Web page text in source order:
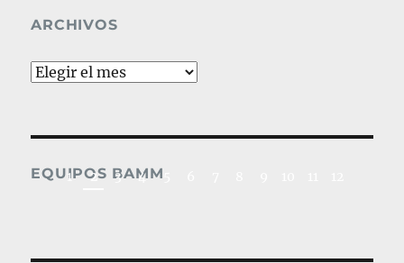
ARCHIVOS
Archivos
EQUIPOS BAMM
2019_Fútbol
1 2 3 4